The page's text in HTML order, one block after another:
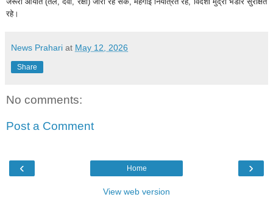
रहे।
News Prahari at May 12, 2026
Share
No comments:
Post a Comment
‹ ›
Home
View web version